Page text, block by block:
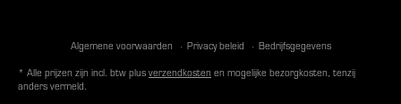
Algemene voorwaarden Privacy beleid Bedrijfsgegevens
* Alle prijzen zijn incl. btw plus verzendkosten en mogelijke bezorgkosten, tenzij
anders vermeld.